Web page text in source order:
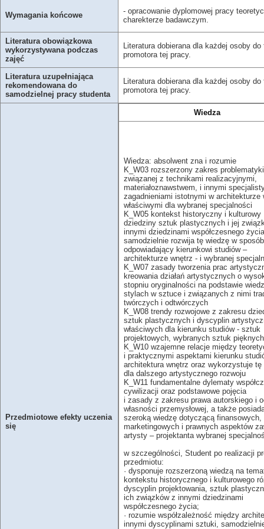
Wymagania końcowe
- opracowanie dyplomowej pracy
charekterze badawczym.
Literatura obowiązkowa
wykorzystywana podczas
zajęć
Literatura dobierana dla każdej osoby
promotora tej pracy.
Literatura uzupełniająca
rekomendowana do
samodzielnej pracy studenta
Literatura dobierana dla każdej osoby
promotora tej pracy.
Przedmiotowe efekty uczenia
się
Wiedza
Wiedza: absolwent zna i rozumie
K_W03 rozszerzony zakres problematyki
związanej z technikami realizacyjnymi,
materiałoznawstwem, i innymi
zagadnieniami istotnymi w architekturze
właściwymi dla wybranej specjalności
K_W05 kontekst historyczny i kulturowy
dziedziny sztuk plastycznych i jej
innymi dziedzinami współczesnego
samodzielnie rozwija tę wiedzę w sposób
odpowiadający kierunkowi studiów –
architekturze wnętrz - i wybranej
K_W07 zasady tworzenia prac
kreowania działań artystycznych o
stopniu oryginalności na podstawie
stylach w sztuce i związanych z nimi
twórczych i odtwórczych
K_W08 trendy rozwojowe z zakresu
sztuk plastycznych i dyscyplin
właściwych dla kierunku studiów - sztuk
projektowych, wybranych sztuk pięknych
K_W10 wzajemne relacje między
i praktycznymi aspektami kierunku
architektura wnętrz oraz wykorzystuje tę
dla dalszego artystycznego rozwoju
K_W11 fundamentalne dylematy
cywilizacji oraz podstawowe pojęcia
i zasady z zakresu prawa autorskiego i
własności przemysłowej, a także
szeroką wiedzę dotyczącą finansowych,
marketingowych i prawnych aspektów
artysty – projektanta wybranej
w szczególności, Student po realizacji
przedmiotu:
· dysponuje rozszerzoną wiedzą na
kontekstu historycznego i kulturowego
dyscyplin projektowania, sztuk
ich związków z innymi dziedzinami
współczesnego życia;
· rozumie współzależność między
innymi dyscyplinami sztuki,